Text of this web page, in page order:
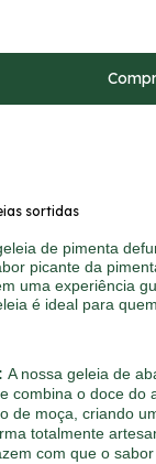
sortidas
de pimenta
picante da
uma experiência
é ideal para
A nossa geleia de
combina o doce do
de moça, criando
totalmente
com que o sabor